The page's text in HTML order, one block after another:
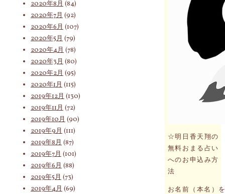
☆明日香天翔の
無料おまる占い
へのお申込み方
法
お名前（本名）
2020年8月 (84)
2020年7月 (92)
2020年6月 (107)
2020年5月 (79)
2020年4月 (78)
2020年3月 (80)
2020年2月 (95)
2020年1月 (115)
2019年12月 (130)
2019年11月 (72)
2019年10月 (90)
2019年9月 (111)
2019年8月 (87)
2019年7月 (101)
2019年6月 (88)
2019年5月 (73)
2019年4月 (69)